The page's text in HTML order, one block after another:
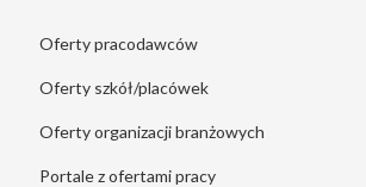
Oferty pracodawców
Oferty szkół/placówek
Oferty organizacji branżowych
Portale z ofertami pracy